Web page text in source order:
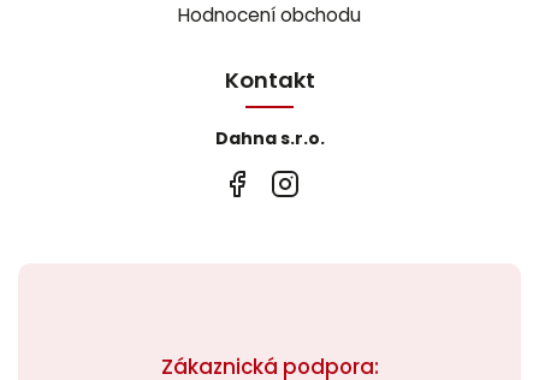
Zákaznická podpora:
Hodnocení obchodu
Kontakt
Dahna s.r.o.